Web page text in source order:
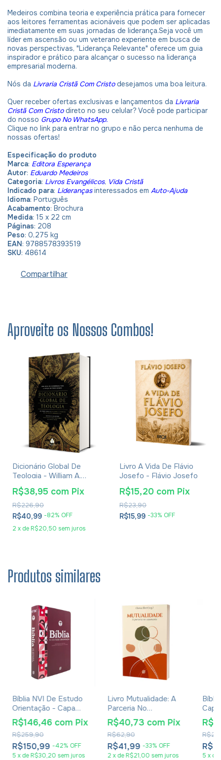
Medeiros combina teoria e experiência prática para fornecer
aos leitores ferramentas acionáveis ​​que podem ser aplicadas
imediatamente em suas jornadas de liderança.Seja você um
líder em ascensão ou um veterano experiente em busca de
novas perspectivas, "Liderança Relevante" oferece um guia
inspirador e prático para alcançar o sucesso na liderança
empresarial moderna.
Nós da Livraria Cristã Com Cristodesejamos uma boa leitura.
Quer receber ofertas exclusivas e lançamentos da Livraria
Cristã Com Cristodireto no seu celular? Você pode participar
do nosso Grupo No WhatsApp.
Clique no link para entrar no grupo e não perca nenhuma de
nossas ofertas!
Especificação do produto
Marca: Editora Esperança
Autor: Eduardo Medeiros
Categoria: Livros Evangélicos, Vida Cristã
Indicado para: Liderançasinteressados em Auto-Ajuda
Idioma: Português
Acabamento: Brochura
Medida: 15 x 22 cm
Páginas: 208
Peso: 0,275 kg
EAN: 9788578393519
SKU: 48614
Compartilhar
Aproveite os Nossos Combos!
Dicionário Global De
Teologia - William A.
Dyrness
R$40,99 -82% OFF
2 x de R$20,50 sem juros
R$226,90
R$38,95 com Pix
Livro A Vida De Flávio
Josefo - Flávio Josefo
R$15,99 -33% OFF
R$23,90
R$15,20 com Pix
Produtos similares
Bíblia NVI De Estudo
Orientação - Capa
Luxo Red Minimal
R$150,99 -42% OFF
R$259,90
R$146,46 com Pix
5 xdeR$30,20 sem juros
Livro Mutualidade: A
Parceria No
Casamento - Clarice
Ebert
R$41,99 -33% OFF
R$62,90
R$40,73 com Pix
2 xdeR$21,00 sem juros 5 x de